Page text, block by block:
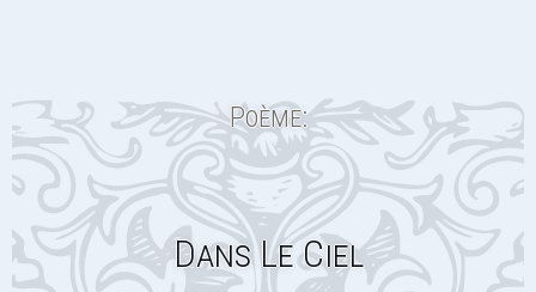
Poème:
Dans Le Ciel